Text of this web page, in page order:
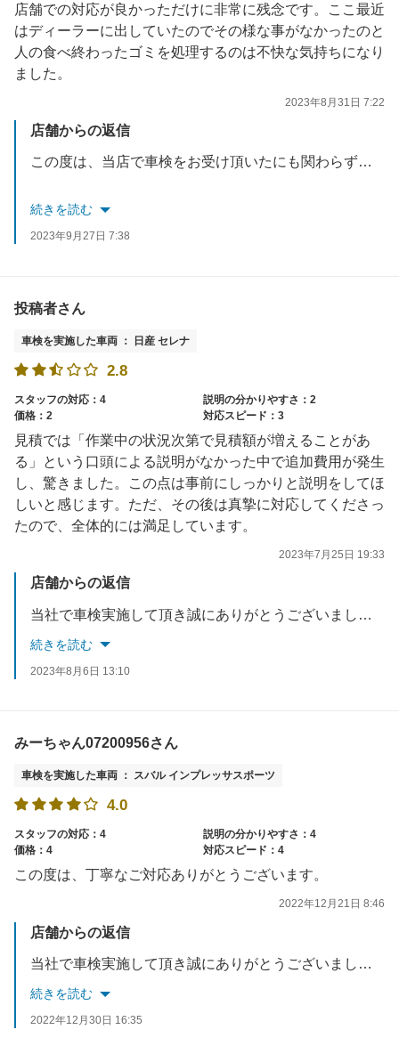
店舗での対応が良かっただけに非常に残念です。ここ最近
はディーラーに出していたのでその様な事がなかったのと
人の食べ終わったゴミを処理するのは不快な気持ちになり
ました。
2023年8月31日 7:22
店舗からの返信
この度は、当店で車検をお受け頂いたにも関わらずご不快な思いをさせてしまい大変申し訳ございません。
お客様より頂いたご意見は真摯に受け止め、真実に基づいた教育指導を徹底して参ります。
続きを読む
2023年9月27日 7:38
投稿者さん
車検を実施した車両 ： 日産 セレナ
2.8
スタッフの対応：4
説明の分かりやすさ：2
価格：2
対応スピード：3
見積では「作業中の状況次第で見積額が増えることがあ
る」という口頭による説明がなかった中で追加費用が発生
し、驚きました。この点は事前にしっかりと説明をしてほ
しいと感じます。ただ、その後は真摯に対応してくださっ
たので、全体的には満足しています。
2023年7月25日 19:33
店舗からの返信
当社で車検実施して頂き誠にありがとうございました。不快な思いをさせてしまい申し訳ございませんでした。説明については、今後精度を上げていく様、スタッフと再度共有していきます。今後も、お客様のご要望に応えれるようスタッフ一同お待ちしております☆
続きを読む
2023年8月6日 13:10
みーちゃん07200956さん
車検を実施した車両 ： スバル インプレッサスポーツ
4.0
スタッフの対応：4
説明の分かりやすさ：4
価格：4
対応スピード：4
この度は、丁寧なご対応ありがとうございます。
2022年12月21日 8:46
店舗からの返信
当社で車検実施して頂き誠にありがとうございました。今後も、お客様のご要望に応えれるようスタッフ一同お待ちしております☆
続きを読む
2022年12月30日 16:35